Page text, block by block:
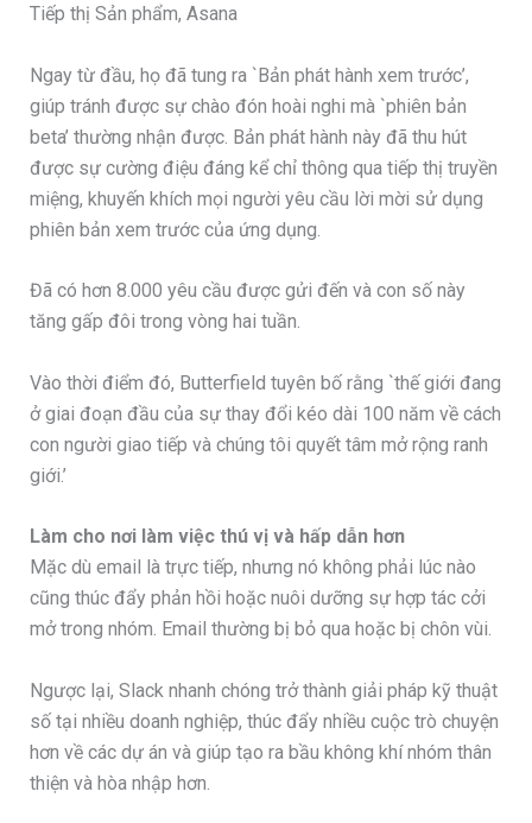
Tiếp thị Sản phẩm, Asana
Ngay từ đầu, họ đã tung ra `Bản phát hành xem trước’,
giúp tránh được sự chào đón hoài nghi mà `phiên bản
beta’ thường nhận được. Bản phát hành này đã thu hút
được sự cường điệu đáng kể chỉ thông qua tiếp thị truyền
miệng, khuyến khích mọi người yêu cầu lời mời sử dụng
phiên bản xem trước của ứng dụng.
Đã có hơn 8.000 yêu cầu được gửi đến và con số này
tăng gấp đôi trong vòng hai tuần.
Vào thời điểm đó, Butterfield tuyên bố rằng `thế giới đang
ở giai đoạn đầu của sự thay đổi kéo dài 100 năm về cách
con người giao tiếp và chúng tôi quyết tâm mở rộng ranh
giới.’
Làm cho nơi làm việc thú vị và hấp dẫn hơn
Mặc dù email là trực tiếp, nhưng nó không phải lúc nào
cũng thúc đẩy phản hồi hoặc nuôi dưỡng sự hợp tác cởi
mở trong nhóm. Email thường bị bỏ qua hoặc bị chôn vùi.
Ngược lại, Slack nhanh chóng trở thành giải pháp kỹ thuật
số tại nhiều doanh nghiệp, thúc đẩy nhiều cuộc trò chuyện
hơn về các dự án và giúp tạo ra bầu không khí nhóm thân
thiện và hòa nhập hơn.